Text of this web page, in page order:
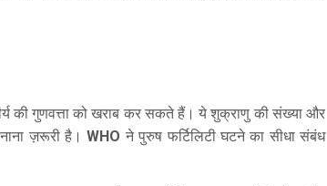
की गुणवत्ता को खराब कर सकते हैं। ये शुक्राणु की संख्या और
ज़रूरी है।WHO ने पुरुष फर्टिलिटी घटने का सीधा संबंध